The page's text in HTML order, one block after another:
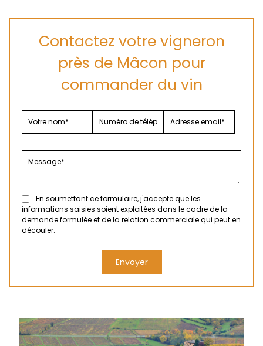
Contactez votre vigneron
près de Mâcon pour
commander du vin
En soumettant ce formulaire, j'accepte que les
informations saisies soient exploitées dans le cadre de la
demande formulée et de la relation commerciale qui peut en
découler.